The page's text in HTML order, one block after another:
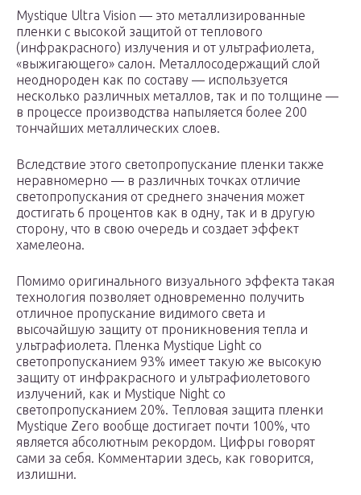
Mystique Ultra Vision — это металлизированные
пленки с высокой защитой от теплового
(инфракрасного) излучения и от ультрафиолета,
«выжигающего» салон. Металлосодержащий слой
неоднороден как по составу — используется
несколько различных металлов, так и по толщине —
в процессе производства напыляется более 200
тончайших металлических слоев.
Вследствие этого светопропускание пленки также
неравномерно — в различных точках отличие
светопропускания от среднего значения может
достигать 6 процентов как в одну, так и в другую
сторону, что в свою очередь и создает эффект
хамелеона.
Помимо оригинального визуального эффекта такая
технология позволяет одновременно получить
отличное пропускание видимого света и
высочайшую защиту от проникновения тепла и
ультрафиолета. Пленка Mystique Light со
светопропусканием 93% имеет такую же высокую
защиту от инфракрасного и ультрафиолетового
излучений, как и Mystique Night со
светопропусканием 20%. Тепловая защита пленки
Mystique Zero вообще достигает почти 100%, что
является абсолютным рекордом. Цифры говорят
сами за себя. Комментарии здесь, как говорится,
излишни.